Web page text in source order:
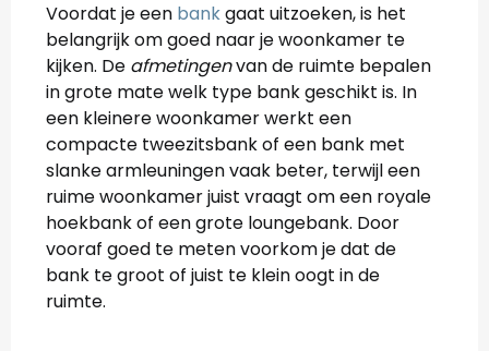
Voordat je een bankgaat uitzoeken, is het
belangrijk om goed naar je woonkamer te
kijken. De afmetingenvan de ruimte bepalen
in grote mate welk type bank geschikt is. In
een kleinere woonkamer werkt een
compacte tweezitsbank of een bank met
slanke armleuningen vaak beter, terwijl een
ruime woonkamer juist vraagt om een royale
hoekbank of een grote loungebank. Door
vooraf goed te meten voorkom je dat de
bank te groot of juist te klein oogt in de
ruimte.